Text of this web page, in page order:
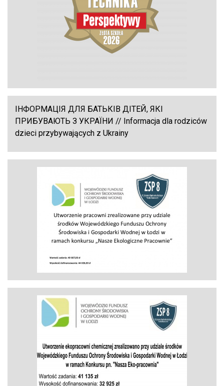
ІНФОРМАЦІЯ ДЛЯ БАТЬКІВ ДІТЕЙ, ЯКІ
ПРИБУВАЮТЬ З УКРАЇНИ // Informacja dla rodziców
dzieci przybywających z Ukrainy